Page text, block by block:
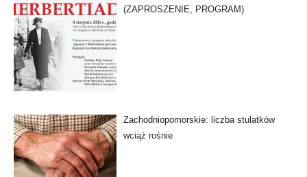
(ZAPROSZENIE, PROGRAM)
Zachodniopomorskie: liczba stulatków
wciąż rośnie